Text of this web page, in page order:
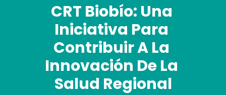
CRT Biobío: Una
Iniciativa Para
Contribuir A La
Innovación De La
Salud Regional